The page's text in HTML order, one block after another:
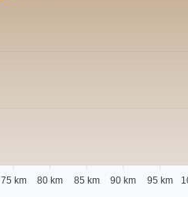
75 km 80 km 85 km 90 km 95 km